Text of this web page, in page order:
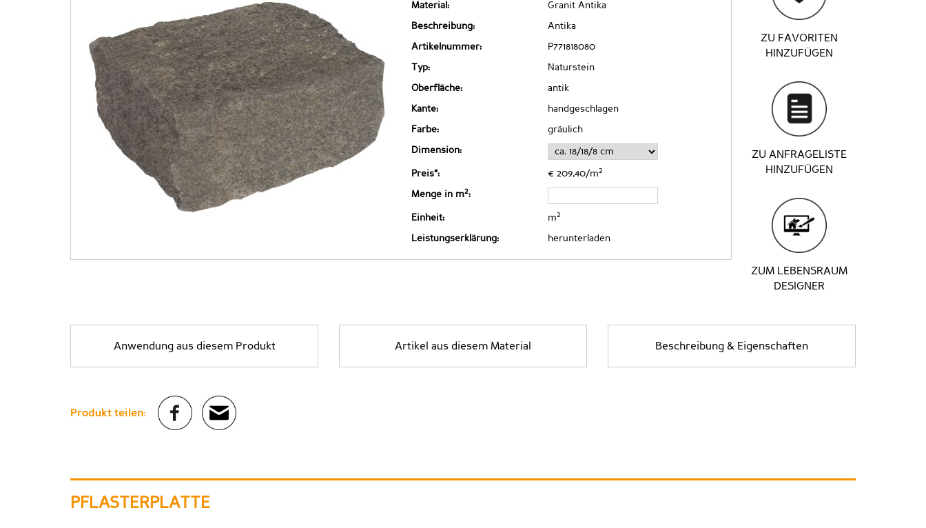
Material: Granit Antika
Beschreibung: Antika
Artikelnummer: P771818080
Typ: Naturstein
Oberfläche: antik
Kante: handgeschlagen
Farbe: gräulich
Dimension:
Preis*: € 209,40/m2
Menge in m2:
Einheit: m2
Leistungserklärung: herunterladen
ZU FAVORITEN
HINZUFÜGEN
ZU ANFRAGELISTE
HINZUFÜGEN
ZUM LEBENSRAUM
DESIGNER
Anwendung aus diesem Produkt Artikel aus diesem Material Beschreibung & Eigenschaften
Produkt teilen:
PFLASTERPLATTE